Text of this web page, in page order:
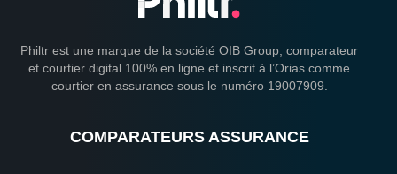
Philtr est une marque de la société OIB Group, comparateur
et courtier digital 100% en ligne et inscrit à l’Orias comme
courtier en assurance sous le numéro 19007909.
COMPARATEURS ASSURANCE